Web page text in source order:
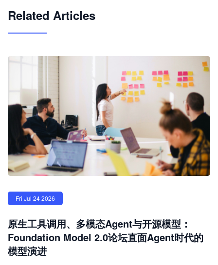
Related Articles
Fri Jul 24 2026
原生工具调用、多模态Agent与开源模型：
Foundation Model 2.0论坛直面Agent时代的
模型演进